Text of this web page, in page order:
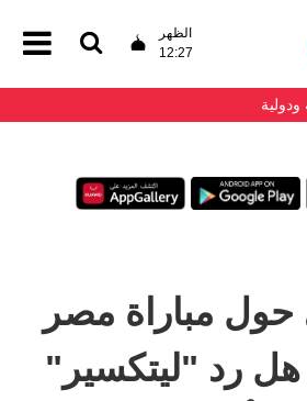
الظهر
12:27
ودولية
مباراة مصر
هل رد "ليتكسير"